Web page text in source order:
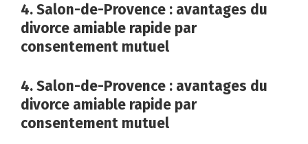
4. Salon-de-Provence : avantages du
divorce amiable rapide par
consentement mutuel
4. Salon-de-Provence : avantages du
divorce amiable rapide par
consentement mutuel